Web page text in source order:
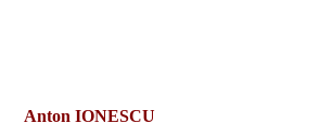
Anton IONESCU